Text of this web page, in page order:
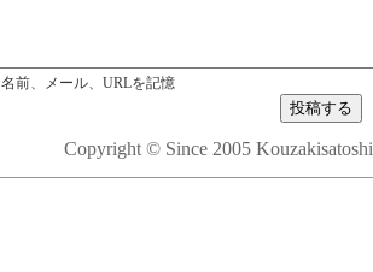
名前、メール、URLを記憶
Copyright © Since 2005